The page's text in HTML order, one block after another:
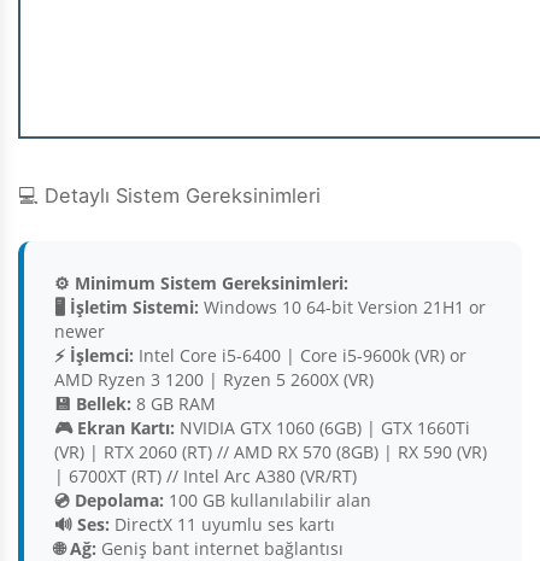
💻 Detaylı Sistem Gereksinimleri
⚙️ Minimum Sistem Gereksinimleri:
🖥️ İşletim Sistemi: Windows 10 64-bit Version 21H1 or
newer
⚡ İşlemci: Intel Core i5-6400 | Core i5-9600k (VR) or
AMD Ryzen 3 1200 | Ryzen 5 2600X (VR)
💾 Bellek: 8 GB RAM
🎮 Ekran Kartı: NVIDIA GTX 1060 (6GB) | GTX 1660Ti
(VR) | RTX 2060 (RT) // AMD RX 570 (8GB) | RX 590 (VR)
| 6700XT (RT) // Intel Arc A380 (VR/RT)
💿 Depolama: 100 GB kullanılabilir alan
🔊 Ses: DirectX 11 uyumlu ses kartı
🌐 Ağ: Geniş bant internet bağlantısı